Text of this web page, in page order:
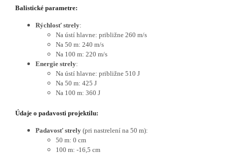
Balistické parametre:
Rýchlosť strely:
Na ústí hlavne: približne 260 m/s
Na 50 m: 240 m/s
Na 100 m: 220 m/s
Energie strely:
Na ústí hlavne: približne 510 J
Na 50 m: 425 J
Na 100 m: 360 J
Údaje o padavosti projektilu:
Padavosť strely (pri nastrelení na 50 m):
50 m: 0 cm
100 m: -16,5 cm